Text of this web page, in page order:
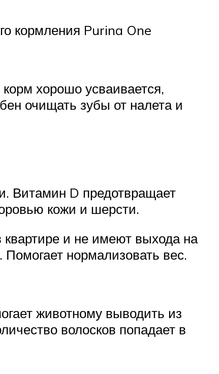
кормления Purina One
хорошо усваивается,
очищать зубы от налета и
Витамин D предотвращает
кожи и шерсти.
и не имеют выхода на
нормализовать вес.
животному выводить из
волосков попадает в